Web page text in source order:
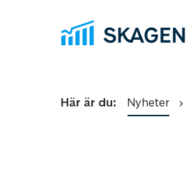
Här är du: Nyheter